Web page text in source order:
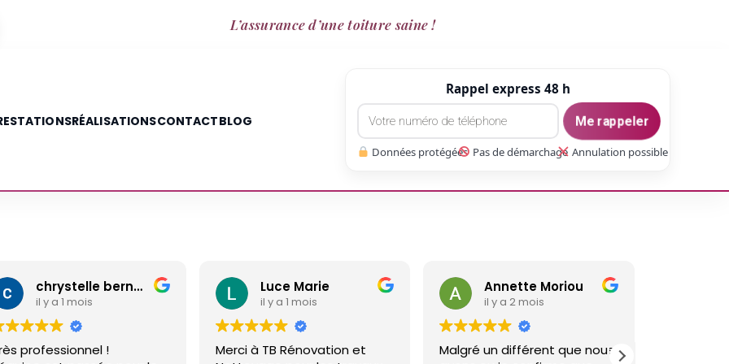
L’assurance d’une toiture saine !
RÉALISATIONSCONTACTBLOG
Rappel express 48 h
Me rappeler
Données protégées Pas de démarchage Annulation possible
chrystelle bernard Luce Marie
Merci à TB Rénovation et
Annette Moriou
Malgré un différent que nous
gaetan Gate
Réalisé un travail sur ma